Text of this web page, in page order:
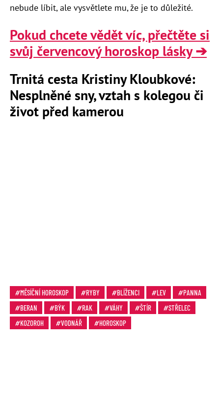
nebude líbit, ale vysvětlete mu, že je to důležité.
Pokud chcete vědět víc, přečtěte si
svůj červencový horoskop lásky ➔
Trnitá cesta Kristiny Kloubkové:
Nesplněné sny, vztah s kolegou či
život před kamerou
MĚSÍČNÍ HOROSKOP RYBY BLÍŽENCI LEV
PANNA
BERAN
BÝK RAK VÁHY ŠTÍR
STŘELEC
KOZOROH
VODNÁŘ HOROSKOP